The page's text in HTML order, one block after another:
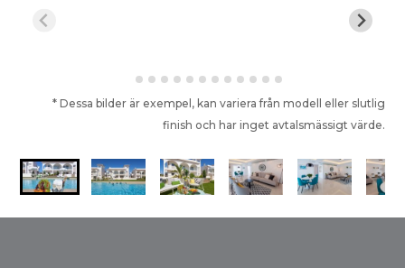
* Dessa bilder är exempel, kan variera från modell eller slutlig
finish och har inget avtalsmässigt värde.